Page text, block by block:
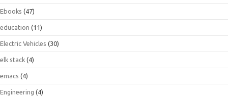
Ebooks (47)
education (11)
Electric Vehicles (30)
elk stack (4)
emacs (4)
Engineering (4)